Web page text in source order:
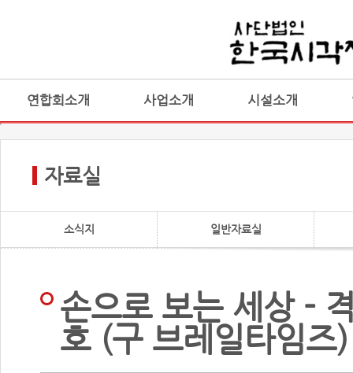
연합회소개 사업소개 시설소개
자료실
소식지 일반자료실
손으로 보는 세상 -
호 (구 브레일타임즈)